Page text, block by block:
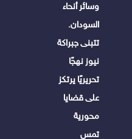
وسائر أنحاء
السودان.
تتبنى جبراكة
نيوز نهجًا
تحريريًا يرتكز
على قضايا
محورية
تمس